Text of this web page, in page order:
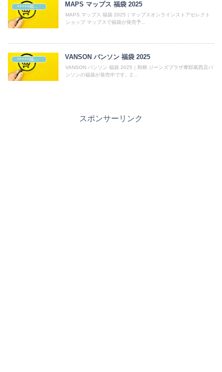
+++++福袋++++++ MAPS マップス 福袋 2025
MAPS マップス 福袋 2025｜マップスオンラインストアセレクト
ショップ マップスで福袋が発売予...
VANSON バンソン 福袋 2025
VANSON バンソン 福袋 2025｜和柄 ジーンズプラザ摩耶葛西店バ
ンソンの福袋が発売中です。2...
スポンサーリンク